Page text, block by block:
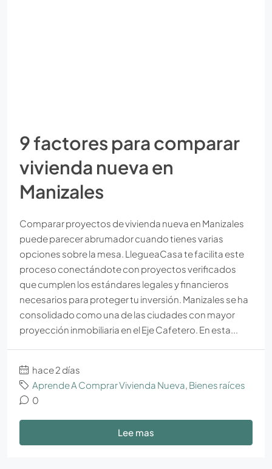
9 factores para comparar
vivienda nueva en
Manizales
Comparar proyectos de vivienda nueva en Manizales
puede parecer abrumador cuando tienes varias
opciones sobre la mesa. LlegueaCasa te facilita este
proceso conectándote con proyectos verificados
que cumplen los estándares legales y financieros
necesarios para proteger tu inversión. Manizales se ha
consolidado como una de las ciudades con mayor
proyección inmobiliaria en el Eje Cafetero. En esta...
hace 2 días
Aprende A Comprar Vivienda Nueva Bienes raíces
0
Lee mas